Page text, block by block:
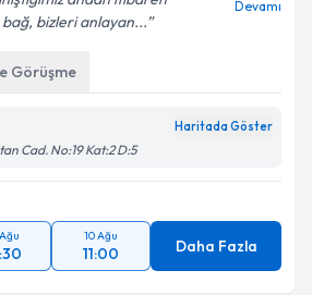
andan itibaren
bizleri anlayan...
Görüşme
Cad. No:19 Kat:2 D:5
10 Ağu
11:00 Daha Fazla